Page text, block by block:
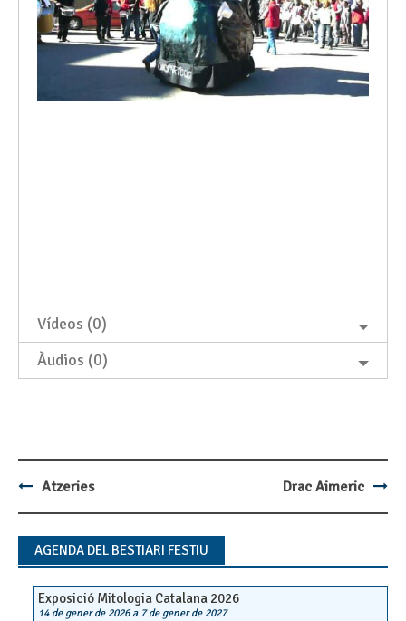
Vídeos (0)
Àudios (0)
Post
navigation
Atzeries Drac Aimeric
AGENDA DEL BESTIARI FESTIU
Exposició Mitologia Catalana 2026
14 de gener de 2026a 7 de gener de 2027